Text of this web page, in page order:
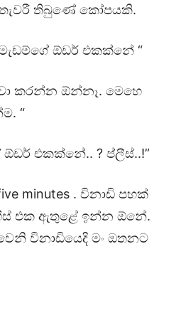
තිබුණේ කෝපයකි.
ඕඩර් එකක්නේ “
කරන්න ඕන්නෑ. මෙහෙ
“
ඕඩර් එකක්නේ.. ? ප්ලීස්..!”
minutes . විනාඩි පහක්
එක ඇතුළේ ඉන්න ඕනේ.
විනාඩියෙදි මං ඔතනට